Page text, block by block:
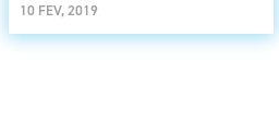
10 FEV, 2019